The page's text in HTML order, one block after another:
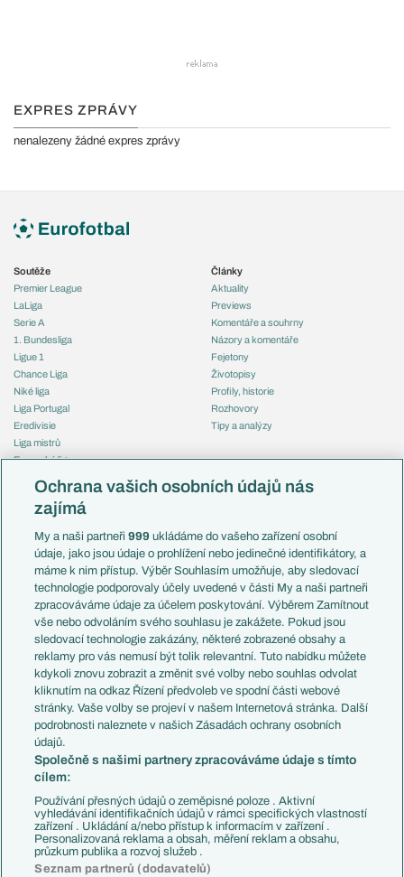
EXPRES ZPRÁVY
nenalezeny žádné expres zprávy
Soutěže
Premier League
LaLiga
Serie A
1. Bundesliga
Ligue 1
Chance Liga
Niké liga
Liga Portugal
Eredivisie
Liga mistrů
Evropská liga
Mistrovství světa
Liga národů
Témata
Představení týmů MS
EuroSkauting
PL v kostce
Evropské koeficienty
Přestupy
Přestupové spekulace
Zranění
Kluby
Arsenal FC
Chelsea FC
Manchester United
AC Milán
Juventus FC
Bayern Mnichov
FC Barcelona
Real Madrid
Články
Aktuality
Previews
Komentáře a souhrny
Názory a komentáře
Fejetony
Životopisy
Profily, historie
Rozhovory
Tipy a analýzy
Česko
Francie
Itálie
Německo
Španělsko
Argentina
Brazílie
Přestupy
Zápasy
Livescore
Tipovací soutěž
Ochrana vašich osobních údajů nás
zajímá
My a naši partneři999 ukládáme do vašeho zařízení osobní
údaje, jako jsou údaje o prohlížení nebo jedinečné identifikátory, a
máme k nim přístup. Výběr Souhlasím umožňuje, aby sledovací
technologie podporovaly účely uvedené v části My a naši partneři
zpracováváme údaje za účelem poskytování. Výběrem Zamítnout
vše nebo odvoláním svého souhlasu je zakážete. Pokud jsou
sledovací technologie zakázány, některé zobrazené obsahy a
reklamy pro vás nemusí být tolik relevantní. Tuto nabídku můžete
kdykoli znovu zobrazit a změnit své volby nebo souhlas odvolat
kliknutím na odkaz Řízení předvoleb ve spodní části webové
stránky. Vaše volby se projeví v našem Internetová stránka. Další
podrobnosti naleznete v našich Zásadách ochrany osobních
údajů.
Společně s našimi partnery zpracováváme údaje s tímto
cílem:
Používání přesných údajů o zeměpisné poloze . Aktivní
vyhledávání identifikačních údajů v rámci specifických vlastností
zařízení . Ukládání a/nebo přístup k informacím v zařízení .
Personalizovaná reklama a obsah, měření reklam a obsahu,
průzkum publika a rozvoj služeb .
Seznam partnerů (dodavatelů)